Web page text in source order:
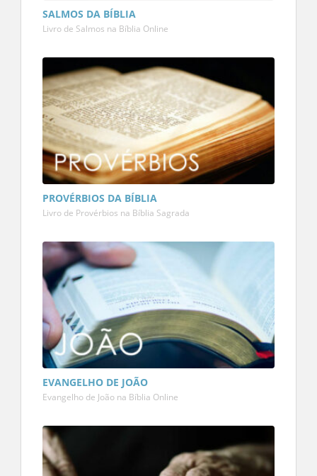
SALMOS DA BÍBLIA
Livro de Salmos na Bíblia Online
PROVÉRBIOS DA BÍBLIA
Livro de Provérbios na Bíblia Sagrada
EVANGELHO DE JOÃO
Evangelho de João na Bíblia Online